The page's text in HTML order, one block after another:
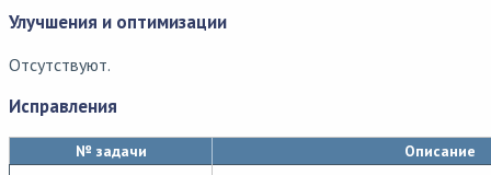
Улучшения и оптимизации
Отсутствуют.
Исправления
№ задачи Описание